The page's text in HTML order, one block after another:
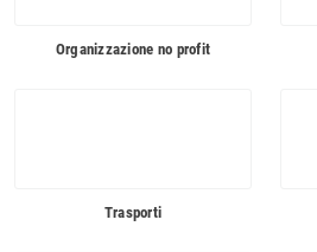
Organizzazione no profit
Trasporti